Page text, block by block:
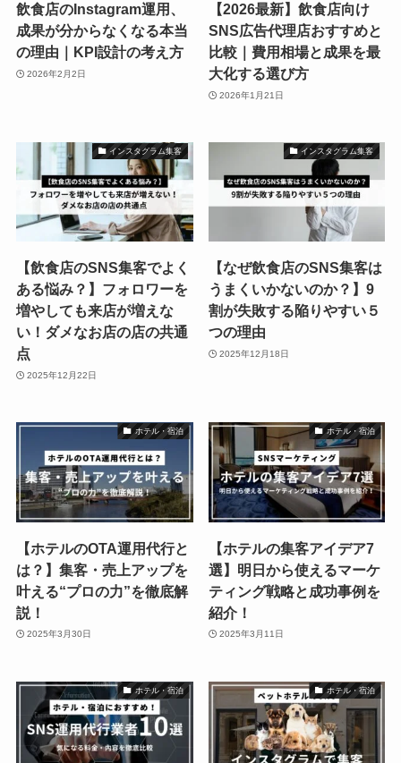
飲食店のInstagram運用、
成果が分からなくなる本当
の理由｜KPI設計の考え方
2026年2月2日
【2026最新】飲食店向け
SNS広告代理店おすすめと
比較｜費用相場と成果を最
大化する選び方
2026年1月21日
インスタグラム集客
【飲食店のSNS集客でよく
ある悩み？】フォロワーを
増やしても来店が増えな
い！ダメなお店の店の共通
点
2025年12月22日
インスタグラム集客
【なぜ飲食店のSNS集客は
うまくいかないのか？】9
割が失敗する陥りやすい５
つの理由
2025年12月18日
ホテル・宿泊
【ホテルのOTA運用代行と
は？】集客・売上アップを
叶える“プロの力”を徹底解
説！
2025年3月30日
ホテル・宿泊
【ホテルの集客アイデア7
選】明日から使えるマーケ
ティング戦略と成功事例を
紹介！
2025年3月11日
ホテル・宿泊 ホテル・宿泊